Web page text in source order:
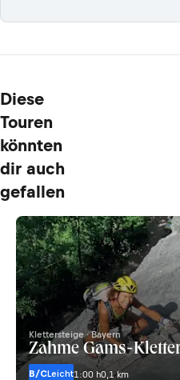
Diese
Touren
könnten
dir auch
gefallen
Klettersteige · Bayern
Zahme Gams-
B/CLeicht1:00 h0,1 km